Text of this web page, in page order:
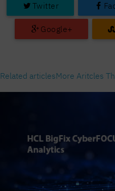
Twitter
Google+
Related articlesMore Aritcles